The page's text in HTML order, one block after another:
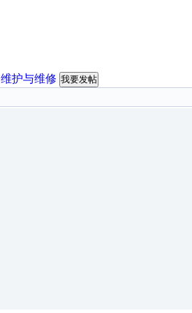
维护与维修 我要发帖